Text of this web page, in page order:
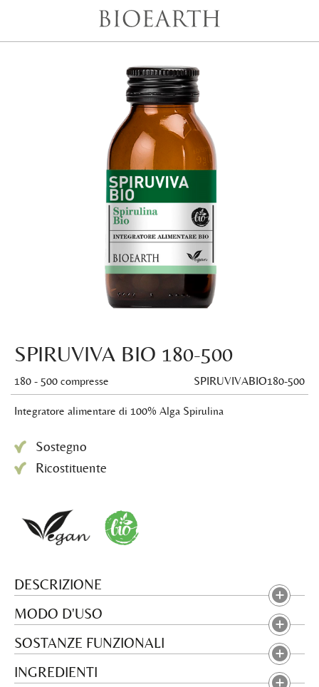
SPIRUVIVA BIO 180-500
180 - 500 compresse SPIRUVIVABIO180-500
Integratore alimentare di 100% Alga Spirulina
Sostegno
Ricostituente
DESCRIZIONE
MODO D'USO
SOSTANZE FUNZIONALI
INGREDIENTI